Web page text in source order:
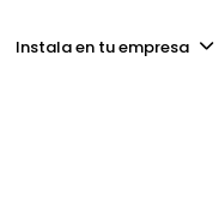
Instala en tu empresa